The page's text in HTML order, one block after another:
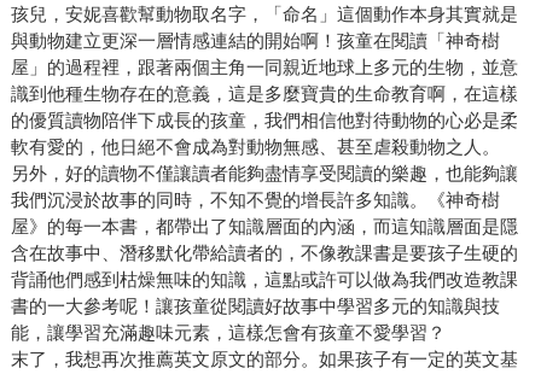
孩兒，安妮喜歡幫動物取名字，「命名」這個動作本身其實就是
與動物建立更深一層情感連結的開始啊！孩童在閱讀「神奇樹
屋」的過程裡，跟著兩個主角一同親近地球上多元的生物，並意
識到他種生物存在的意義，這是多麼寶貴的生命教育啊，在這樣
的優質讀物陪伴下成長的孩童，我們相信他對待動物的心必是柔
軟有愛的，他日絕不會成為對動物無感、甚至虐殺動物之人。
另外，好的讀物不僅讓讀者能夠盡情享受閱讀的樂趣，也能夠讓
我們沉浸於故事的同時，不知不覺的增長許多知識。《神奇樹
屋》的每一本書，都帶出了知識層面的內涵，而這知識層面是隱
含在故事中、潛移默化帶給讀者的，不像教課書是要孩子生硬的
背誦他們感到枯燥無味的知識，這點或許可以做為我們改造教課
書的一大參考呢！讓孩童從閱讀好故事中學習多元的知識與技
能，讓學習充滿趣味元素，這樣怎會有孩童不愛學習？
末了，我想再次推薦英文原文的部分。如果孩子有一定的英文基